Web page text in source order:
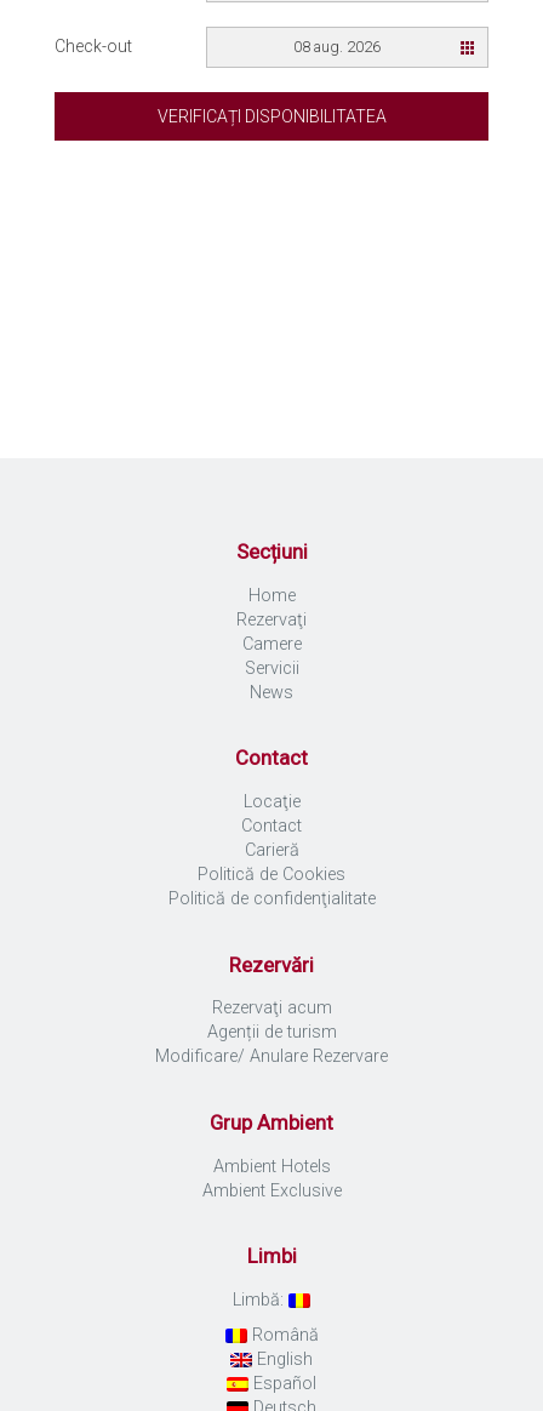
Check-out 08 aug. 2026
VERIFICAȚI DISPONIBILITATEA
Secțiuni
Home
Rezervaţi
Camere
Servicii
News
Contact
Locaţie
Contact
Carieră
Politică de Cookies
Politică de confidenţialitate
Rezervări
Rezervaţi acum
Agenții de turism
Modificare/ Anulare Rezervare
Grup Ambient
Ambient Hotels
Ambient Exclusive
Limbi
Limbă:
Română
English
Español